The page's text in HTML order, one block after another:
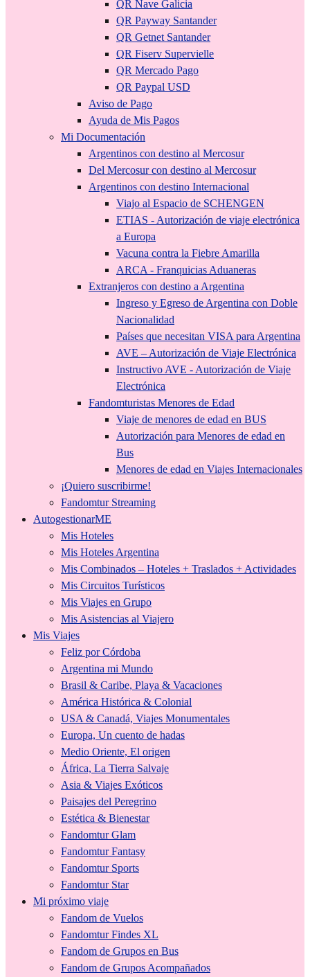
QR Nave Galicia
QR Payway Santander
QR Getnet Santander
QR Fiserv Supervielle
QR Mercado Pago
QR Paypal USD
Aviso de Pago
Ayuda de Mis Pagos
Mi Documentación
Argentinos con destino al Mercosur
Del Mercosur con destino al Mercosur
Argentinos con destino Internacional
Viajo al Espacio de SCHENGEN
ETIAS - Autorización de viaje electrónica
a Europa
Vacuna contra la Fiebre Amarilla
ARCA - Franquicias Aduaneras
Extranjeros con destino a Argentina
Ingreso y Egreso de Argentina con Doble
Nacionalidad
Países que necesitan VISA para Argentina
AVE – Autorización de Viaje Electrónica
Instructivo AVE - Autorización de Viaje
Electrónica
Fandomturistas Menores de Edad
Viaje de menores de edad en BUS
Autorización para Menores de edad en
Bus
Menores de edad en Viajes Internacionales
¡Quiero suscribirme!
Fandomtur Streaming
AutogestionarME
Mis Hoteles
Mis Hoteles Argentina
Mis Combinados – Hoteles + Traslados + Actividades
Mis Circuitos Turísticos
Mis Viajes en Grupo
Mis Asistencias al Viajero
Mis Viajes
Feliz por Córdoba
Argentina mi Mundo
Brasil & Caribe, Playa & Vacaciones
América Histórica & Colonial
USA & Canadá, Viajes Monumentales
Europa, Un cuento de hadas
Medio Oriente, El origen
África, La Tierra Salvaje
Asia & Viajes Exóticos
Paisajes del Peregrino
Estética & Bienestar
Fandomtur Glam
Fandomtur Fantasy
Fandomtur Sports
Fandomtur Star
Mi próximo viaje
Fandom de Vuelos
Fandomtur Findes XL
Fandom de Grupos en Bus
Fandom de Grupos Acompañados